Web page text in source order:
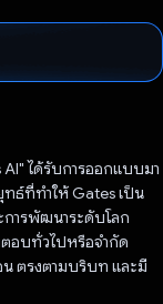
AI" ได้รับการออกแบบมา
ทธ์ที่ทำให้ Gates เป็น
ารพัฒนาระดับโลก
อบทั่วไปหรือจำกัด
ตรงตามบริบท และมี